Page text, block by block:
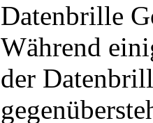
Datenbrille
Während
der